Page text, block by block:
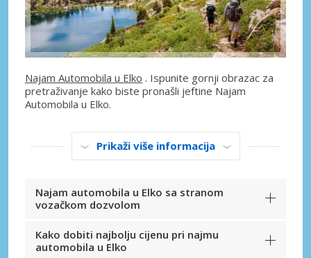
Najam Automobila u Elko . Ispunite gornji obrazac za
pretraživanje kako biste pronašli jeftine Najam
Automobila u Elko.
Prikaži više informacija
Najam automobila u Elko sa stranom
vozačkom dozvolom
Kako dobiti najbolju cijenu pri najmu
automobila u Elko